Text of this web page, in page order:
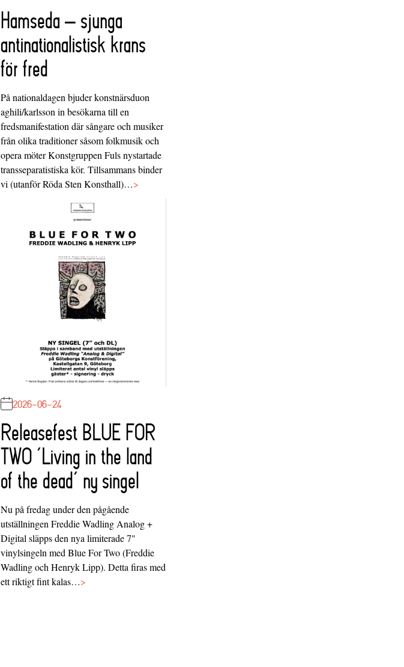
Hamseda – sjunga
antinationalistisk krans
för fred
På nationaldagen bjuder konstnärsduon
aghili/karlsson in besökarna till en
fredsmanifestation där sångare och musiker
från olika traditioner såsom folkmusik och
opera möter Konstgruppen Fuls nystartade
transseparatistiska kör. Tillsammans binder
vi (utanför Röda Sten Konsthall)…>
2026-06-24
Releasefest BLUE FOR
TWO ‘Living in the land
of the dead’ ny singel
Nu på fredag under den pågående
utställningen Freddie Wadling Analog +
Digital släpps den nya limiterade 7"
vinylsingeln med Blue For Two (Freddie
Wadling och Henryk Lipp). Detta firas med
ett riktigt fint kalas…>